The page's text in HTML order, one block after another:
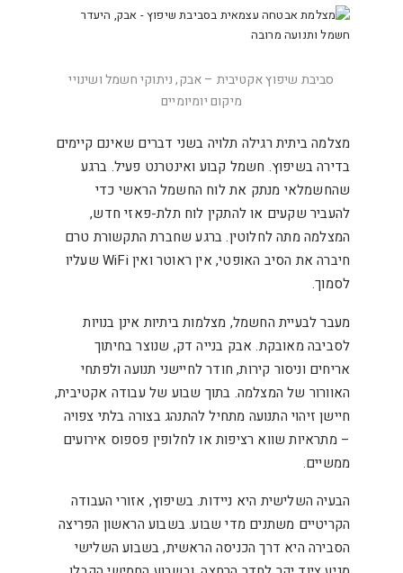
סביבת שיפוץ אקטיבית – אבק, ניתוקי חשמל ושינויי
מיקום יומיומיים
מצלמה ביתית רגילה תלויה בשני דברים שאינם קיימים
בדירה בשיפוץ. חשמל קבוע ואינטרנט פעיל. ברגע
שהחשמלאי מנתק את לוח החשמל הראשי כדי
להעביר שקעים או להתקין לוח תלת-פאזי חדש,
המצלמה מתה לחלוטין. ברגע שחברת התקשורת טרם
חיברה את הסיב האופטי, אין ראוטר ואין WiFi שעליו
לסמוך.
מעבר לבעיית החשמל, מצלמות ביתיות אינן בנויות
לסביבה מאובקת. אבק בנייה דק, שנוצר בחיתוך
אריחים וניסור קירות, חודר לחיישני תנועה ולפתחי
האוורור של המצלמה. בתוך שבוע של עבודה אקטיבית,
חיישן זיהוי התנועה מתחיל להתנהג בצורה בלתי צפויה
– מתראיות שווא רציפות או לחלופין פספוס אירועים
ממשיים.
הבעיה השלישית היא ניידות. בשיפוץ, אזורי העבודה
הקריטיים משתנים מדי שבוע. בשבוע הראשון הפריצה
הסבירה היא דרך הכניסה הראשית, בשבוע השלישי